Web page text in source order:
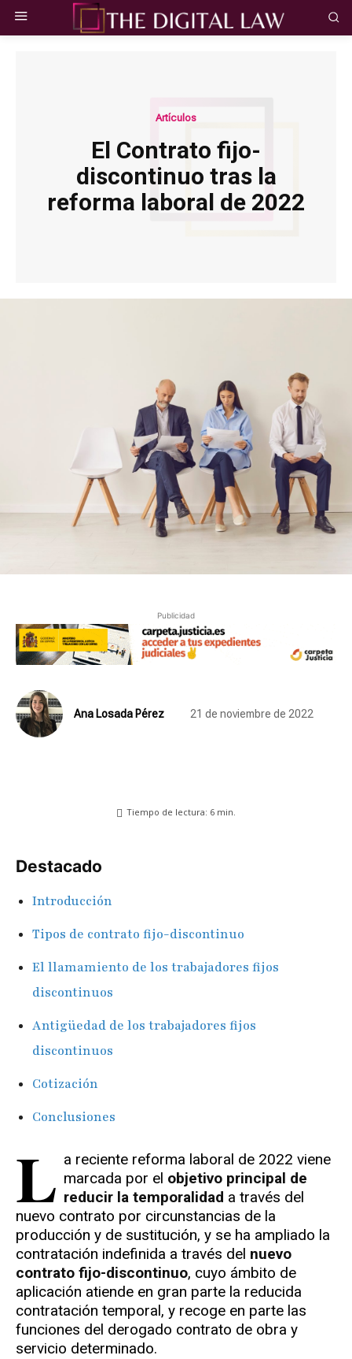
Artículos
El Contrato fijo-
discontinuo tras la
reforma laboral de 2022
Publicidad
Ana Losada Pérez 21 de noviembre de 2022
Tiempo de lectura: 6 min.
Destacado
Introducción
Tipos de contrato fijo-discontinuo
El llamamiento de los trabajadores fijos
discontinuos
Antigüedad de los trabajadores fijos
discontinuos
Cotización
Conclusiones
L a reciente reforma laboral de 2022 viene
marcada por el objetivo principal de
reducir la temporalidad a través del
nuevo contrato por circunstancias de la
producción y de sustitución, y se ha ampliado la
contratación indefinida a través del nuevo
contrato fijo-discontinuo, cuyo ámbito de
aplicación atiende en gran parte la reducida
contratación temporal, y recoge en parte las
funciones del derogado contrato de obra y
servicio determinado.